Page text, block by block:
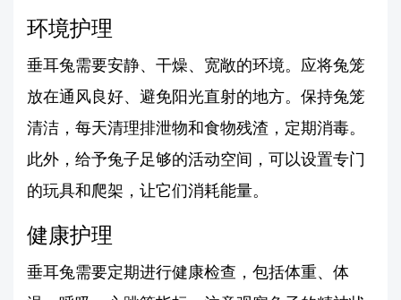
环境护理
垂耳兔需要安静、干燥、宽敞的环境。应将兔笼
放在通风良好、避免阳光直射的地方。保持兔笼
清洁，每天清理排泄物和食物残渣，定期消毒。
此外，给予兔子足够的活动空间，可以设置专门
的玩具和爬架，让它们消耗能量。
健康护理
垂耳兔需要定期进行健康检查，包括体重、体